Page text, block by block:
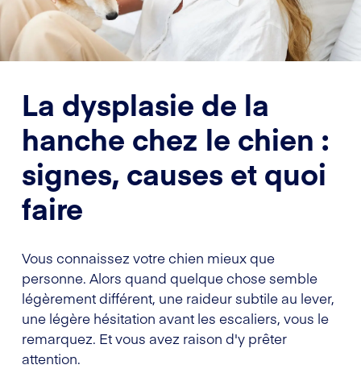
La dysplasie de la
hanche chez le chien :
signes, causes et quoi
faire
Vous connaissez votre chien mieux que
personne. Alors quand quelque chose semble
légèrement différent, une raideur subtile au lever,
une légère hésitation avant les escaliers, vous le
remarquez. Et vous avez raison d'y prêter
attention.